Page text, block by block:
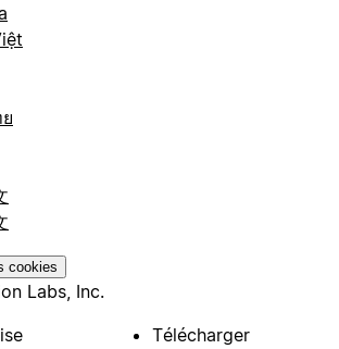
cookies
Labs, Inc.
Télécharger